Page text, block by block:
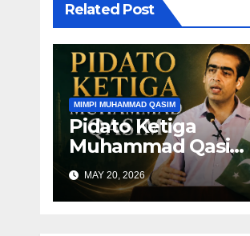
Related Post
MIMPI MUHAMMAD QASIM
Pidato Ketiga
Muhammad Qasim
di Lahore, Pakistan
MAY 20, 2026